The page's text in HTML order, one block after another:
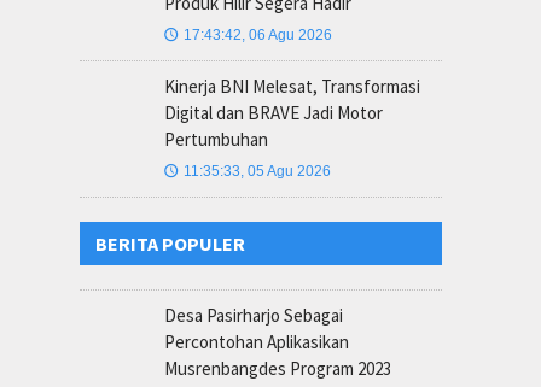
🕔 17:43:42, 06 Agu 2026
Kinerja BNI Melesat, Transformasi
Digital dan BRAVE Jadi Motor
Pertumbuhan
🕔 11:35:33, 05 Agu 2026
BERITA POPULER
Desa Pasirharjo Sebagai
Percontohan Aplikasikan
Musrenbangdes Program 2023